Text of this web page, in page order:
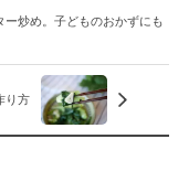
炒め。子どものおかずにも
り方